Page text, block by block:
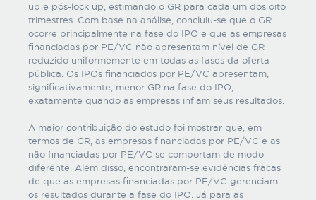
up e pós-lock up, estimando o GR para cada um dos oito
trimestres. Com base na análise, concluiu-se que o GR
ocorre principalmente na fase do IPO e que as empresas
financiadas por PE/VC não apresentam nível de GR
reduzido uniformemente em todas as fases da oferta
pública. Os IPOs financiados por PE/VC apresentam,
significativamente, menor GR na fase do IPO,
exatamente quando as empresas inflam seus resultados.
A maior contribuição do estudo foi mostrar que, em
termos de GR, as empresas financiadas por PE/VC e as
não financiadas por PE/VC se comportam de modo
diferente. Além disso, encontraram-se evidências fracas
de que as empresas financiadas por PE/VC gerenciam
os resultados durante a fase do IPO. Já para as